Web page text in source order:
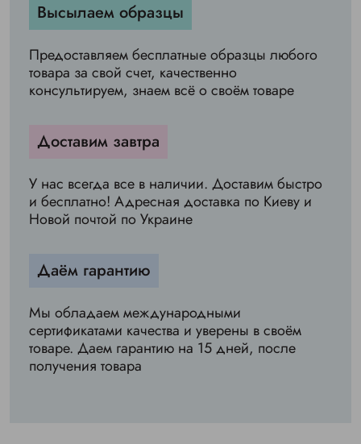
Высылаем образцы
Предоставляем бесплатные образцы любого
товара за свой счет, качественно
консультируем, знаем всё о своём товаре
Доставим завтра
У нас всегда все в наличии. Доставим быстро
и бесплатно! Адресная доставка по Киеву и
Новой почтой по Украине
Даём гарантию
Мы обладаем международными
сертификатами качества и уверены в своём
товаре. Даем гарантию на 15 дней, после
получения товара